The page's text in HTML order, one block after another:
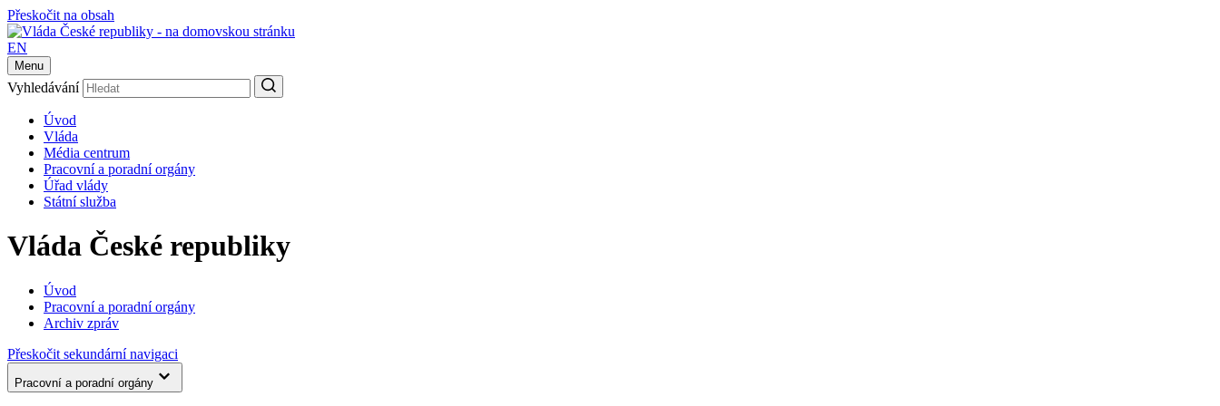
Přeskočit na obsah
EN
Menu
Vyhledávání
Úvod
Vláda
Média centrum
Pracovní a poradní orgány
Úřad vlády
Státní služba
Vláda České republiky
Úvod
Pracovní a poradní orgány
Archiv zpráv
Přeskočit sekundární navigaci
Pracovní a poradní orgány